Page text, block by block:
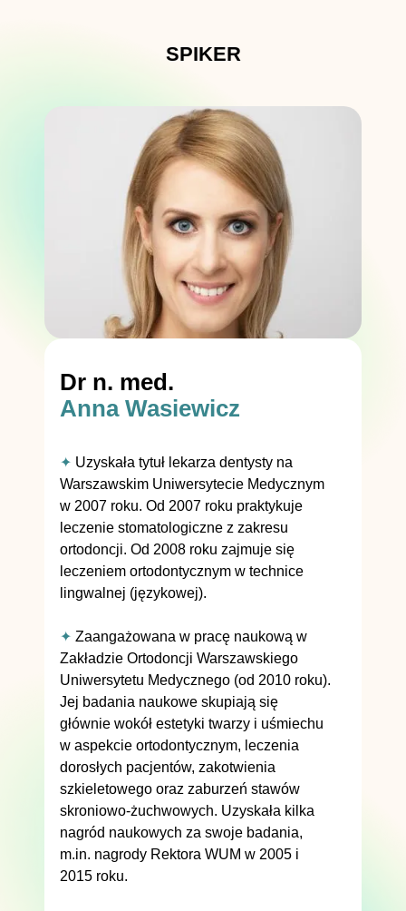
✦ Uzyskała tytuł lekarza dentysty na
Warszawskim Uniwersytecie Medycznym
w 2007 roku. Od 2007 roku praktykuje
leczenie stomatologiczne z zakresu
ortodoncji. Od 2008 roku zajmuje się
leczeniem ortodontycznym w technice
lingwalnej (językowej).
✦ Zaangażowana w pracę naukową w
Zakładzie Ortodoncji Warszawskiego
Uniwersytetu Medycznego (od 2010 roku).
Jej badania naukowe skupiają się
głównie wokół estetyki twarzy i uśmiechu
w aspekcie ortodontycznym, leczenia
dorosłych pacjentów, zakotwienia
szkieletowego oraz zaburzeń stawów
skroniowo-żuchwowych. Uzyskała kilka
nagród naukowych za swoje badania,
m.in. nagrody Rektora WUM w 2005 i
2015 roku.
Dr n. med.
Anna Wasiewicz
SPIKER